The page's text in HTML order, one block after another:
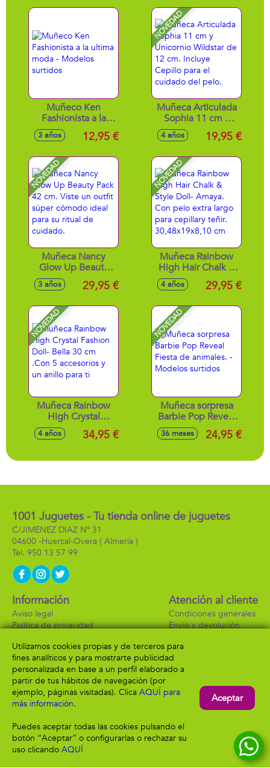
accesorios.
Muñeco Ken
Fashionista a la
ultima moda -
Modelos surtidos
3 años 12,95 €
NOVEDAD
Muñeca Articulada
Sophia 11 cm y
Unicornio Wildstar
de 12 cm. Incluye
cuidado del pelo.
4 años 19,95 €
NOVEDAD
Muñeca Nancy
Glow Up Beauty
Pack 42 cm. Viste
un outfit súper
su ritual de
cuidado.
3 años 29,95 €
NOVEDAD
Muñeca Rainbow
High Hair Chalk &
Style Doll- Amaya.
Con pelo extra
teñir.
30,48x19x8,10 cm
4 años 29,95 €
NOVEDAD
Muñeca Rainbow
High Crystal
Fashion Doll- Bella
30 cm .Con 5
anillo para ti
4 años 34,95 €
NOVEDAD
Muñeca sorpresa
Barbie Pop Reveal
Fiesta de animales.
- Modelos surtidos
36 meses 24,95 €
1001 Juguetes - Tu tienda online de juguetes
C/JIMENEZ DIAZ Nº 31
04600 -Huercal-Overa ( Almeria )
950 13 57 99
Información
Aviso legal
Política de privacidad
Atención al cliente
Condiciones generales
Envío y devolución
Formas de pago
Utilizamos cookies propias y de terceros para
fines analíticos y para mostrarte publicidad
personalizada en base a un perfil elaborado a
partir de tus hábitos de navegación (por
ejemplo, páginas visitadas). Clica AQUÍ para
más información.
Puedes aceptar todas las cookies pulsando el
botón “Aceptar” o configurarlas o rechazar su
uso clicando AQUÍ
Aceptar